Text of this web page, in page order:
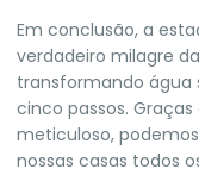
Em conclusão, a
verdadeiro milagre
transformando água
cinco passos.
meticuloso,
nossas casas todos